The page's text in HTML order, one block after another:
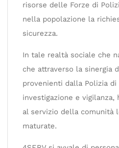
risorse delle Forze di
nella popolazione la
sicurezza.
In tale realtà sociale che
che attraverso la sinergia
provenienti dalla Polizia
investigazione e vigilanza,
al servizio della comunità
maturate.